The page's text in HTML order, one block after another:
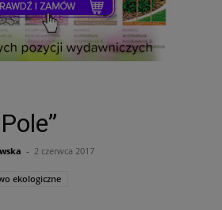
- 2 czerwca 2017
ekologiczne